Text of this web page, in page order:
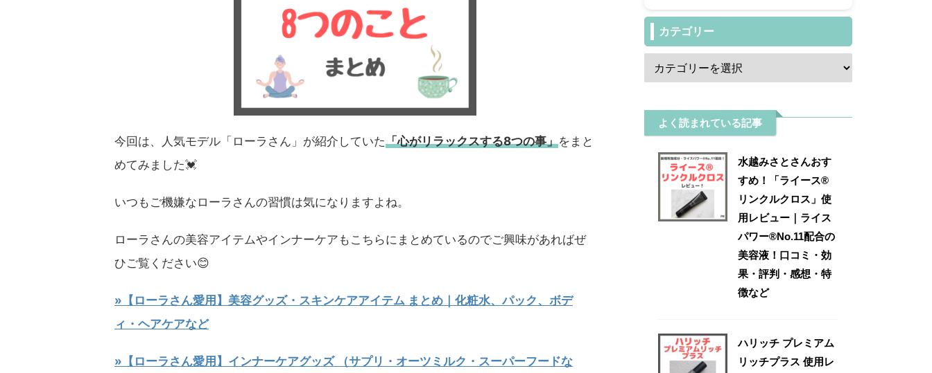
今回は、人気モデル「ローラさん」が紹介していた「心がリラックスする8つの事」をまと
めてみました💓
いつもご機嫌なローラさんの習慣は気になりますよね。
ローラさんの美容アイテムやインナーケアもこちらにまとめているのでご興味があればぜ
ひご覧ください😊
»【ローラさん愛用】美容グッズ・スキンケアアイテム まとめ｜化粧水、パック、ボデ
ィ・ヘアケアなど
»【ローラさん愛用】インナーケアグッズ （サプリ・オーツミルク・スーパーフードな
カテゴリー
よく読まれている記事
水越みさとさんおす
すめ！「ライース®
リンクルクロス」使
用レビュー｜ライス
パワー®No.11配合の
美容液！口コミ・効
果・評判・感想・特
徴など
ハリッチ プレミアム
リッチプラス 使用レ